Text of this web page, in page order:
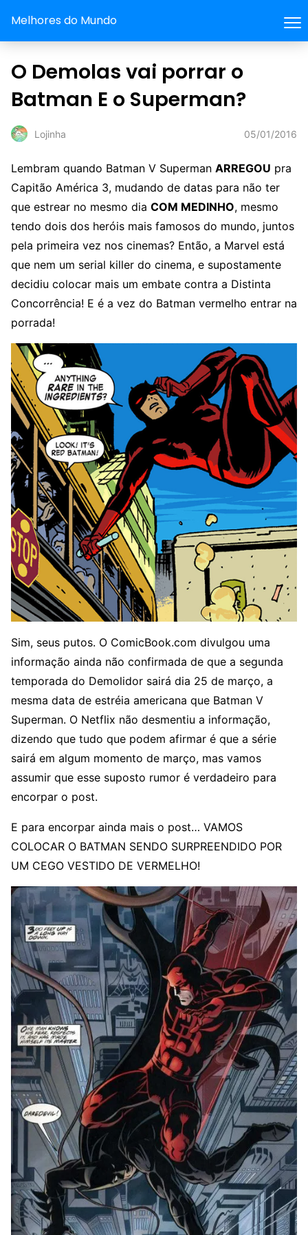
Melhores do Mundo
O Demolas vai porrar o
Batman E o Superman?
Lojinha 05/01/2016
Lembram quando Batman V Superman ARREGOU pra
Capitão América 3, mudando de datas para não ter
que estrear no mesmo dia COM MEDINHO, mesmo
tendo dois dos heróis mais famosos do mundo, juntos
pela primeira vez nos cinemas? Então, a Marvel está
que nem um serial killer do cinema, e supostamente
decidiu colocar mais um embate contra a Distinta
Concorrência! E é a vez do Batman vermelho entrar na
porrada!
Sim, seus putos. O ComicBook.com divulgou uma
informação ainda não confirmada de que a segunda
temporada do Demolidor sairá dia 25 de março, a
mesma data de estréia americana que Batman V
Superman. O Netflix não desmentiu a informação,
dizendo que tudo que podem afirmar é que a série
sairá em algum momento de março, mas vamos
assumir que esse suposto rumor é verdadeiro para
encorpar o post.
E para encorpar ainda mais o post… VAMOS
COLOCAR O BATMAN SENDO SURPREENDIDO POR
UM CEGO VESTIDO DE VERMELHO!